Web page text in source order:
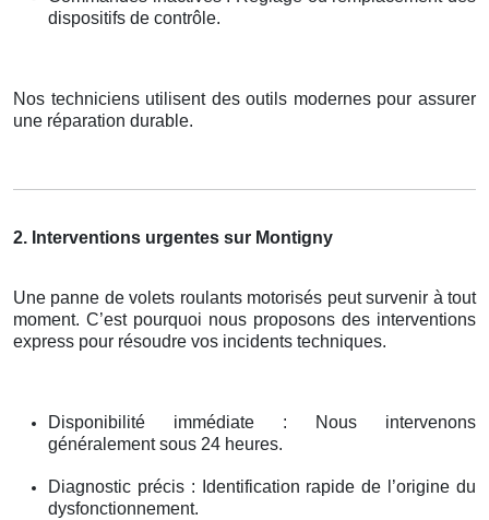
dispositifs de contrôle.
Nos techniciens utilisent des outils modernes pour assurer
une réparation durable.
2. Interventions urgentes sur Montigny
Une panne de volets roulants motorisés peut survenir à tout
moment. C’est pourquoi nous proposons des interventions
express pour résoudre vos incidents techniques.
Disponibilité immédiate : Nous intervenons
généralement sous 24 heures.
Diagnostic précis : Identification rapide de l’origine du
dysfonctionnement.